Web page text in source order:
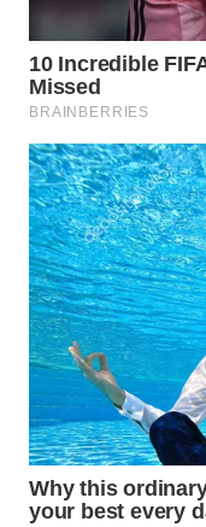
WAHANA
TV
WAHANANEWS
WAHANANEWS
CO ID
WAHANANEWS
NET
WAHANA
SPORT
WAHANA
UMKM